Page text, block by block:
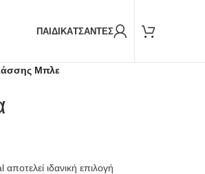
ΠΑΙΔΙΚΑΤΣΑΝΤΕΣ
Μπλε
ιδανική επιλογή